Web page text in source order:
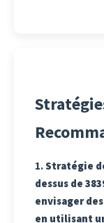
1.Stratégie
dessus de
envisager
en utilisant